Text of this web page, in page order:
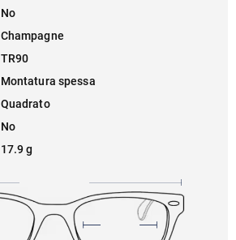
No
Champagne
TR90
Montatura spessa
Quadrato
No
17.9 g